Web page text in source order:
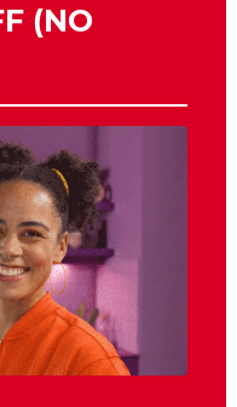
(NO